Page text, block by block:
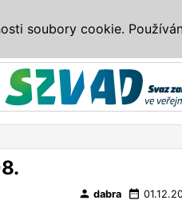
person dabra date_range
soubory cookie.